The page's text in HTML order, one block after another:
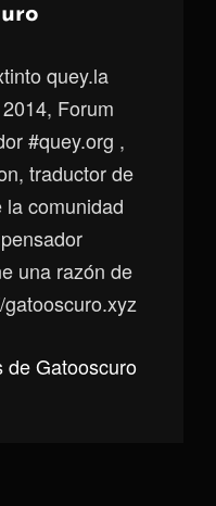
quey.la
Forum
#quey.org ,
traductor de
comunidad
una razón de
de Gatooscuro